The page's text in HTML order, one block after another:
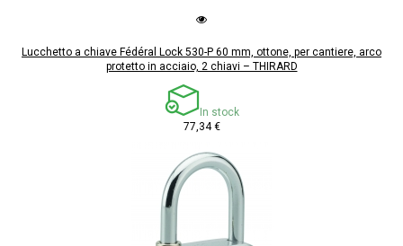
Lucchetto a chiave Fédéral Lock 530-P 60 mm, ottone, per cantiere, arco
protetto in acciaio, 2 chiavi – THIRARD
In stock
77,34 €